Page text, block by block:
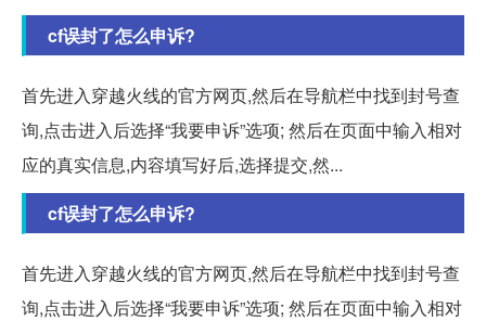
cf误封了怎么申诉?
首先进入穿越火线的官方网页,然后在导航栏中找到封号查
询,点击进入后选择“我要申诉”选项; 然后在页面中输入相对
应的真实信息,内容填写好后,选择提交,然...
cf误封了怎么申诉?
首先进入穿越火线的官方网页,然后在导航栏中找到封号查
询,点击进入后选择“我要申诉”选项; 然后在页面中输入相对